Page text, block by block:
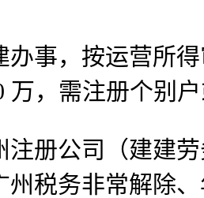
，按运营所得
，需注册个别户
公司（建建劳
税务非常解除